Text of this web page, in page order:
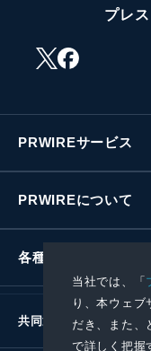
当社では、「
り、本ウェブ
だき、また、
で詳しく把握
プレ
PRWIREサービス
PRWIREについて
各種お問い合わせ
共同通信社グループ